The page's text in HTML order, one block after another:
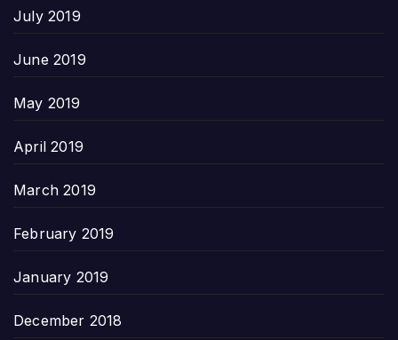
July 2019
June 2019
May 2019
April 2019
March 2019
February 2019
January 2019
December 2018